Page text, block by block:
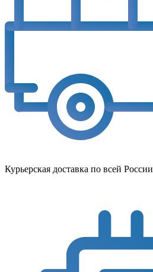
Курьерская доставка по всей России